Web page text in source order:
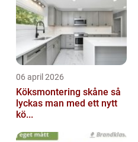
06 april 2026
Köksmontering skåne så
lyckas man med ett nytt
kö...